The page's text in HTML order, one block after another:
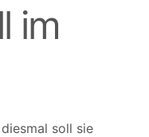
im
soll sie